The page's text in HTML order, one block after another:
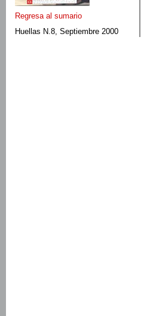
Regresa al sumario
Huellas N.8, Septiembre 2000